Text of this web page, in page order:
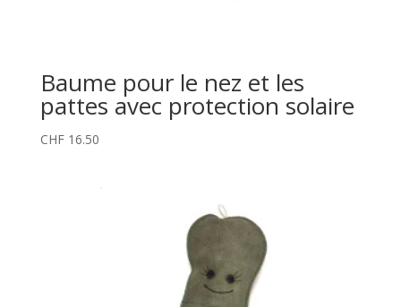
Baume pour le nez et les
pattes avec protection solaire
CHF16.50